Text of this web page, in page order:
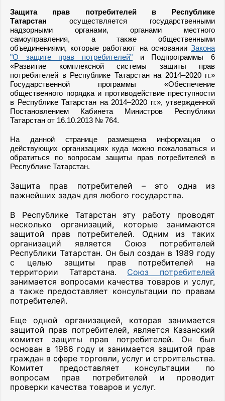
Защита прав потребителей в Республике
Татарстан осуществляется государственными
надзорными органами, органами местного
самоуправления, а также общественными
объединениями, которые работают на основании Закона
"О защите прав потребителей" и Подпрограммы 6
«Развитие комплексной системы защиты прав
потребителей в Республике Татарстан на 2014–2020 гг.»
Государственной программы «Обеспечение
общественного порядка и противодействие преступности
в Республике Татарстан на 2014–2020 гг.», утвержденной
Постановлением Кабинета Министров Республики
Татарстан от 16.10.2013 № 764.
На данной странице размещена информация о
действующих организациях куда можно пожаловаться и
обратиться по вопросам защиты прав потребителей в
Республике Татарстан.
Защита прав потребителей – это одна из
важнейших задач для любого государства.
В Республике Татарстан эту работу проводят
несколько организаций, которые занимаются
защитой прав потребителей. Одним из таких
организаций является Союз потребителей
Республики Татарстан. Он был создан в 1989 году
с целью защиты прав потребителей на
территории Татарстана. Союз потребителей
занимается вопросами качества товаров и услуг,
а также предоставляет консультации по правам
потребителей.
Еще одной организацией, которая занимается
защитой прав потребителей, является Казанский
комитет защиты прав потребителей. Он был
основан в 1986 году и занимается защитой прав
граждан в сфере торговли, услуг и строительства.
Комитет предоставляет консультации по
вопросам прав потребителей и проводит
проверки качества товаров и услуг.